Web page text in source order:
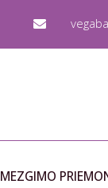

MEZGIMO